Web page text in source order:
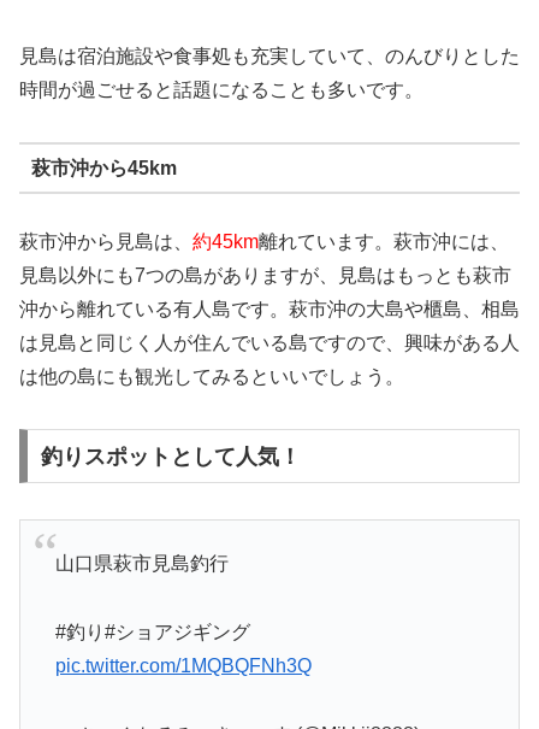
見島は宿泊施設や食事処も充実していて、のんびりとした
時間が過ごせると話題になることも多いです。
萩市沖から45km
萩市沖から見島は、 約45km離れています。萩市沖には、
見島以外にも7つの島がありますが、見島はもっとも萩市
沖から離れている有人島です。萩市沖の大島や櫃島、相島
は見島と同じく人が住んでいる島ですので、興味がある人
は他の島にも観光してみるといいでしょう。
釣りスポットとして人気！
山口県萩市見島釣行
#釣り#ショアジギング
pic.twitter.com/1MQBQFNh3Q